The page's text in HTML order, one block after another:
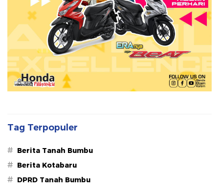
Tag Terpopuler
# Berita Tanah Bumbu
# Berita Kotabaru
# DPRD Tanah Bumbu